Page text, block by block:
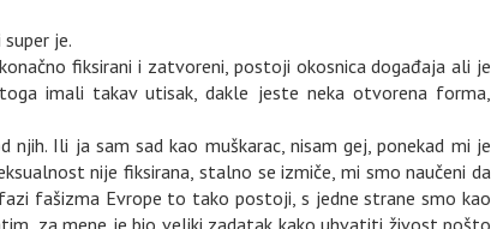
je.
fiksirani i zatvoreni, postoji okosnica događaja ali je
imali takav utisak, dakle jeste neka otvorena forma,
Ili ja sam sad kao muškarac, nisam gej, ponekad mi je
nije fiksirana, stalno se izmiče, mi smo naučeni da
fašizma Evrope to tako postoji, s jedne strane smo kao
za mene je bio veliki zadatak kako uhvatiti živost pošto